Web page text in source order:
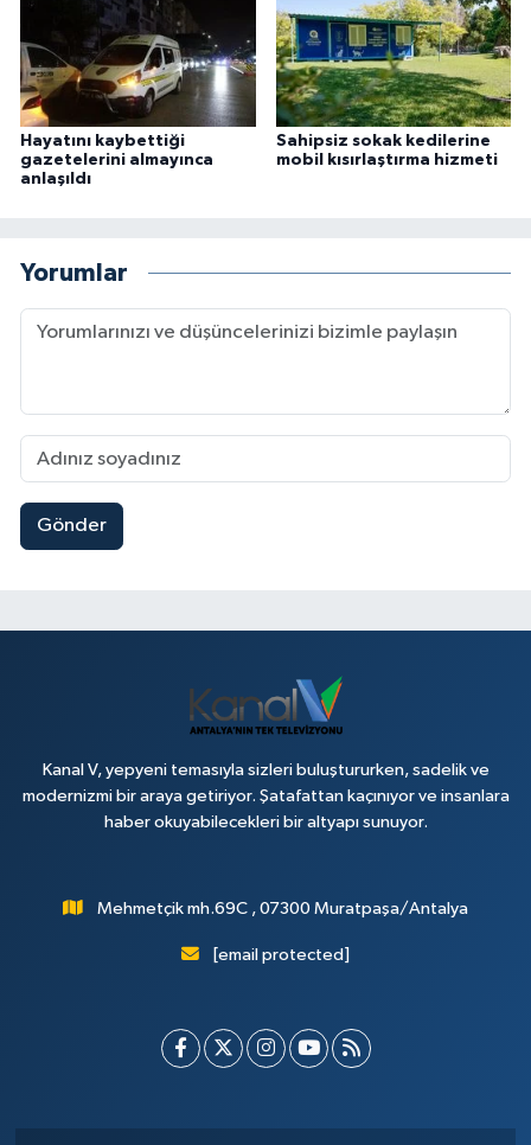
Hayatını kaybettiği
gazetelerini almayınca
anlaşıldı
Sahipsiz sokak kedilerine
mobil kısırlaştırma hizmeti
Yorumlar
Gönder
Kanal V, yepyeni temasıyla sizleri buluştururken, sadelik ve
modernizmi bir araya getiriyor. Şatafattan kaçınıyor ve insanlara
haber okuyabilecekleri bir altyapı sunuyor.
Mehmetçik mh.69C , 07300 Muratpaşa/Antalya
[email protected]